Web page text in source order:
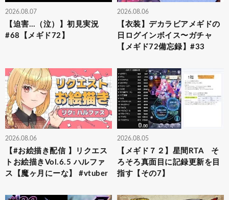
2026.08.07
【迫害…（泣）】初見実況
#68【メギド72】
2026.08.06
【衣装】デカラビアメギドの
日ログインボイス〜ガチャ
【メギド72備忘録】#33
2026.08.06
【#お絵描き配信 】リクエス
トお絵描きVol.6.5 ハルファ
ス【魔ヶ月にーな】 #vtuber
2026.08.05
【メギド７２】星間RTA そ
ろそろ真面目に記録更新を目
指す【その7】